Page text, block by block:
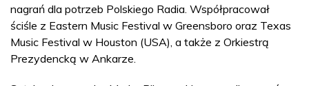
nagrań dla potrzeb Polskiego Radia. Współpracował
ściśle z Eastern Music Festival w Greensboro oraz Texas
Music Festival w Houston (USA), a także z Orkiestrą
Prezydencką w Ankarze.